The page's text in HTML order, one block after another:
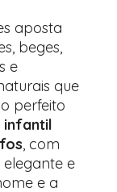
aposta
beges,
e
que
perfeito
, com
e
e a